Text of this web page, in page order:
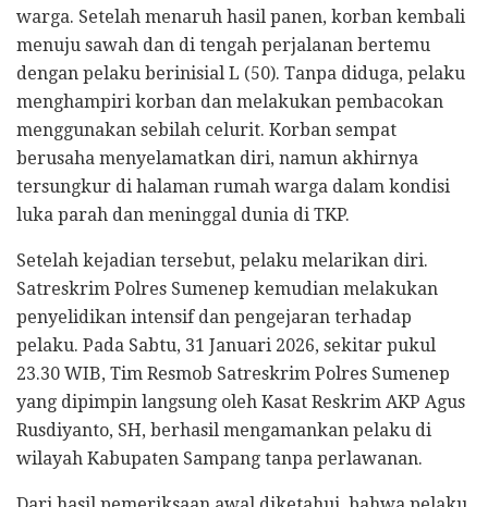
warga. Setelah menaruh hasil panen, korban kembali
menuju sawah dan di tengah perjalanan bertemu
dengan pelaku berinisial L (50). Tanpa diduga, pelaku
menghampiri korban dan melakukan pembacokan
menggunakan sebilah celurit. Korban sempat
berusaha menyelamatkan diri, namun akhirnya
tersungkur di halaman rumah warga dalam kondisi
luka parah dan meninggal dunia di TKP.
Setelah kejadian tersebut, pelaku melarikan diri.
Satreskrim Polres Sumenep kemudian melakukan
penyelidikan intensif dan pengejaran terhadap
pelaku. Pada Sabtu, 31 Januari 2026, sekitar pukul
23.30 WIB, Tim Resmob Satreskrim Polres Sumenep
yang dipimpin langsung oleh Kasat Reskrim AKP Agus
Rusdiyanto, SH, berhasil mengamankan pelaku di
wilayah Kabupaten Sampang tanpa perlawanan.